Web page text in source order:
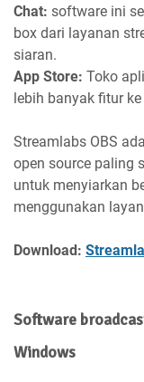
Chat: software ini
box dari layanan
siaran.
App Store: Toko
lebih banyak fitur
Streamlabs OBS
open source paling
untuk menyiarkan
menggunakan
Download:
Software
Windows